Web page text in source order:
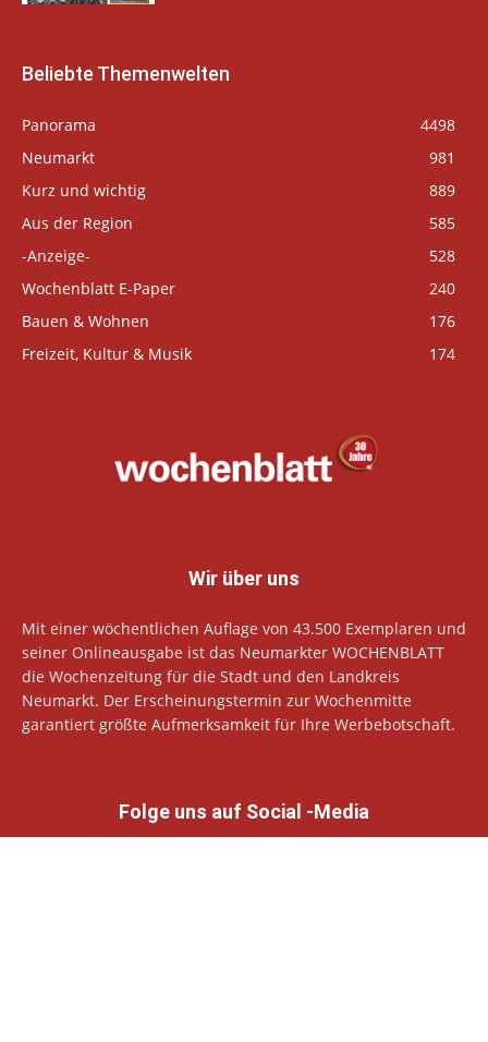
Beliebte Themenwelten
Panorama
4498
Neumarkt
981
Kurz und wichtig
889
Aus der Region
585
-Anzeige-
528
Wochenblatt E-Paper
240
Bauen & Wohnen
176
Freizeit, Kultur & Musik
174
Wir über uns
Mit einer wöchentlichen Auflage von 43.500 Exemplaren und
seiner Onlineausgabe ist das Neumarkter WOCHENBLATT
die Wochenzeitung für die Stadt und den Landkreis
Neumarkt. Der Erscheinungstermin zur Wochenmitte
garantiert größte Aufmerksamkeit für Ihre Werbebotschaft.
Folge uns auf Social -Media